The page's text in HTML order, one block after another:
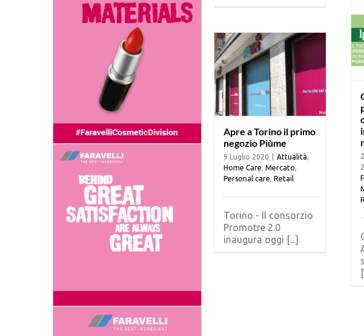
Apre a Torino il
primo negozio
Apre a Torino il primo
negozio Piùme
9 Luglio 2020 Attualità,
Home Care, Mercato,
Personal care, Retail
Torino - Il consorzio
Promotre 2.0
inaugura oggi [...]